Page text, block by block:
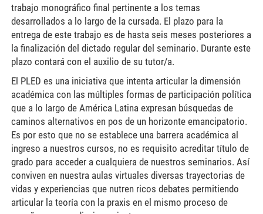
trabajo monográfico final pertinente a los temas
desarrollados a lo largo de la cursada. El plazo para la
entrega de este trabajo es de hasta seis meses posteriores a
la finalización del dictado regular del seminario. Durante este
plazo contará con el auxilio de su tutor/a.
El PLED es una iniciativa que intenta articular la dimensión
académica con las múltiples formas de participación política
que a lo largo de América Latina expresan búsquedas de
caminos alternativos en pos de un horizonte emancipatorio.
Es por esto que no se establece una barrera académica al
ingreso a nuestros cursos, no es requisito acreditar título de
grado para acceder a cualquiera de nuestros seminarios. Así
conviven en nuestra aulas virtuales diversas trayectorias de
vidas y experiencias que nutren ricos debates permitiendo
articular la teoría con la praxis en el mismo proceso de